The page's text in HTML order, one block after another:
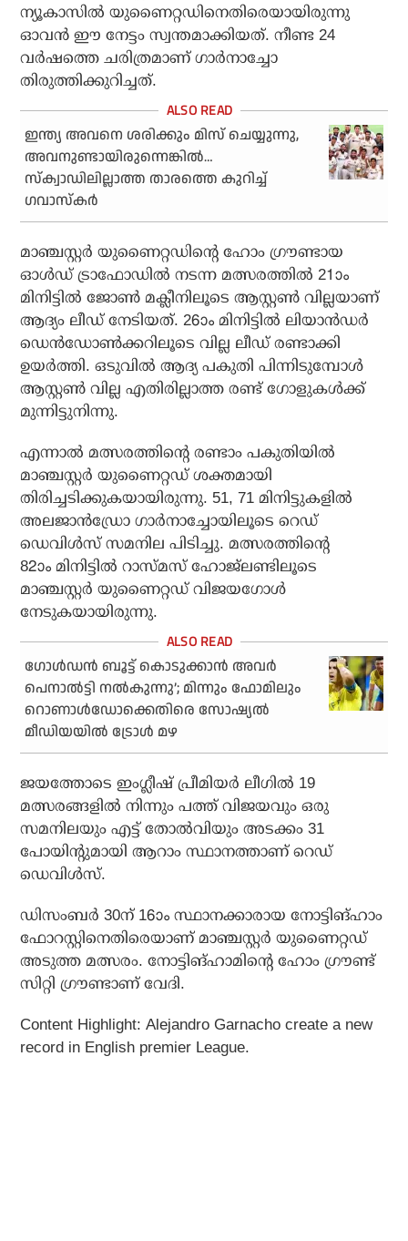
ന്യൂകാസില്‍ യുണൈറ്റഡിനെതിരെയായിരുന്നു
ഓവന്‍ ഈ നേട്ടം സ്വന്തമാക്കിയത്. നീണ്ട 24
വര്‍ഷത്തെ ചരിത്രമാണ് ഗാര്‍നാച്ചോ
തിരുത്തിക്കുറിച്ചത്.
ഇന്ത്യ അവനെ ശരിക്കും മിസ് ചെയ്യുന്നു,
അവനുണ്ടായിരുന്നെങ്കില്‍…
സ്‌ക്വാഡിലില്ലാത്ത താരത്തെ കുറിച്ച്
ഗവാസ്‌കര്‍
മാഞ്ചസ്റ്റര്‍ യുണൈറ്റഡിന്റെ ഹോം ഗ്രൗണ്ടായ
ഓള്‍ഡ് ട്രാഫോഡില്‍ നടന്ന മത്സരത്തില്‍ 21ാം
മിനിട്ടില്‍ ജോണ്‍ മക്ലീനിലൂടെ ആസ്റ്റണ്‍ വില്ലയാണ്
ആദ്യം ലീഡ് നേടിയത്. 26ാം മിനിട്ടില്‍ ലിയാന്‍ഡര്‍
ഡെന്‍ഡോണ്‍ക്കറിലൂടെ വില്ല ലീഡ് രണ്ടാക്കി
ഉയര്‍ത്തി. ഒടുവില്‍ ആദ്യ പകുതി പിന്നിടുമ്പോള്‍
ആസ്റ്റണ്‍ വില്ല എതിരില്ലാത്ത രണ്ട് ഗോളുകള്‍ക്ക്
മുന്നിട്ടുനിന്നു.
എന്നാല്‍ മത്സരത്തിന്റെ രണ്ടാം പകുതിയില്‍
മാഞ്ചസ്റ്റര്‍ യുണൈറ്റഡ് ശക്തമായി
തിരിച്ചടിക്കുകയായിരുന്നു. 51, 71 മിനിട്ടുകളില്‍
അലജാന്‍ഡ്രോ ഗാര്‍നാച്ചോയിലൂടെ റെഡ്
ഡെവിള്‍സ് സമനില പിടിച്ചു. മത്സരത്തിന്റെ
82ാം മിനിട്ടില്‍ റാസ്മസ് ഹോജ്‌ലണ്ടിലൂടെ
മാഞ്ചസ്റ്റര്‍ യുണൈറ്റഡ് വിജയഗോള്‍
നേടുകയായിരുന്നു.
ഗോള്‍ഡന്‍ ബൂട്ട് കൊടുക്കാന്‍ അവര്‍
പെനാല്‍ട്ടി നല്‍കുന്നു’; മിന്നും ഫോമിലും
റൊണാള്‍ഡോക്കെതിരെ സോഷ്യല്‍
മീഡിയയില്‍ ട്രോള്‍ മഴ
ജയത്തോടെ ഇംഗ്ലീഷ് പ്രീമിയര്‍ ലീഗില്‍ 19
മത്സരങ്ങളില്‍ നിന്നും പത്ത് വിജയവും ഒരു
സമനിലയും എട്ട് തോല്‍വിയും അടക്കം 31
പോയിന്റുമായി ആറാം സ്ഥാനത്താണ് റെഡ്
ഡെവിള്‍സ്.
ഡിസംബര്‍ 30ന് 16ാം സ്ഥാനക്കാരായ നോട്ടിങ്ഹാം
ഫോറസ്റ്റിനെതിരെയാണ് മാഞ്ചസ്റ്റര്‍ യുണൈറ്റഡ്
അടുത്ത മത്സരം. നോട്ടിങ്ഹാമിന്റെ ഹോം ഗ്രൗണ്ട്
സിറ്റി ഗ്രൗണ്ടാണ് വേദി.
Content Highlight: Alejandro Garnacho create a new
record in English premier League.